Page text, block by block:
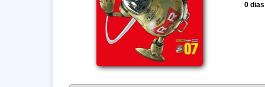
0 dias